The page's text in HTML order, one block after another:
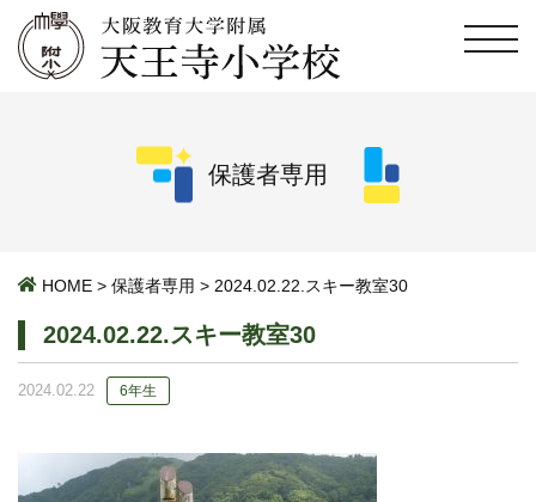
保護者専用
HOME > 保護者専用 > 2024.02.22.スキー教室30
2024.02.22.スキー教室30
2024.02.22 6年生